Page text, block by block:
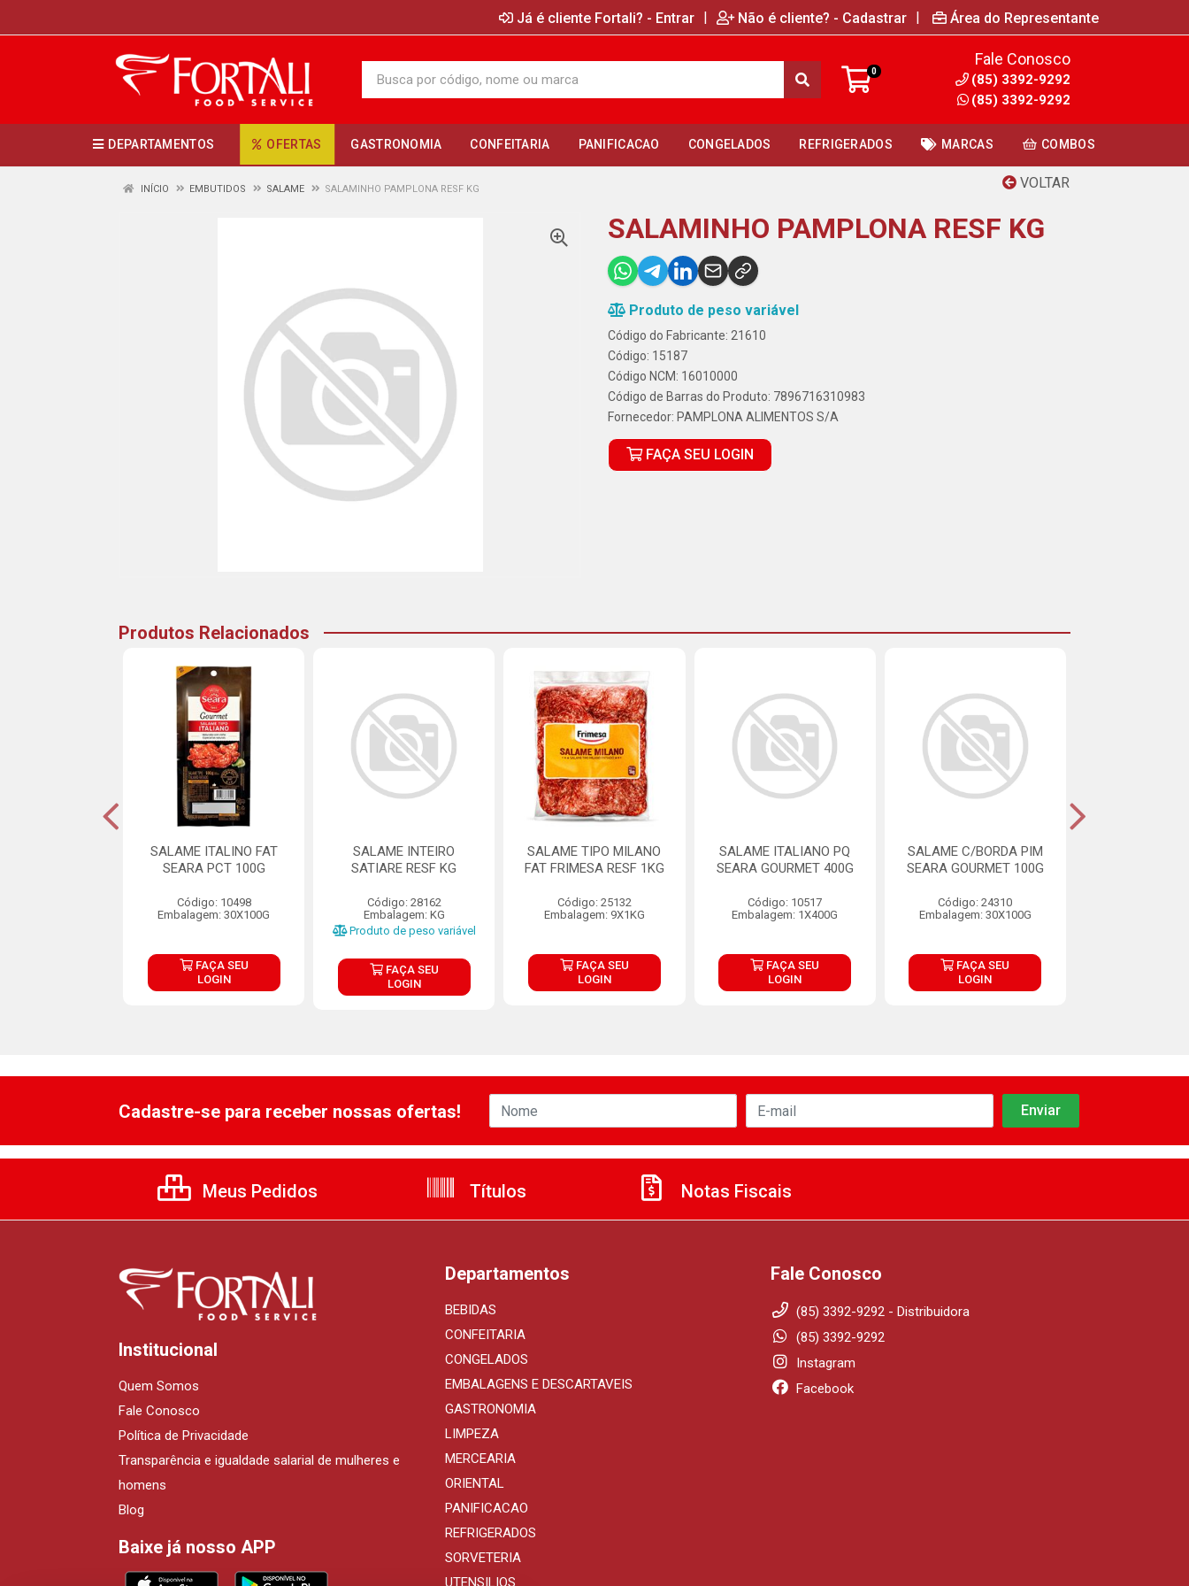
Já é cliente Fortali? - Entrar | Não é cliente? - Cadastrar | Área do Representante
0
Fale Conosco
(85) 3392-9292
(85) 3392-9292
DEPARTAMENTOS OFERTAS GASTRONOMIA CONFEITARIA PANIFICACAO CONGELADOS REFRIGERADOS MARCAS COMBOS
VOLTAR
INÍCIO EMBUTIDOS SALAME SALAMINHO PAMPLONA RESF KG
SALAMINHO PAMPLONA RESF KG
Produto de peso variável
Código do Fabricante: 21610
Código: 15187
Código NCM: 16010000
Código de Barras do Produto: 7896716310983
Fornecedor: PAMPLONA ALIMENTOS S/A
FAÇA SEU LOGIN
Produtos Relacionados
SALAME ITALINO FAT
SEARA PCT 100G
Código: 10498
Embalagem: 30X100G
FAÇA SEU
LOGIN
SALAME INTEIRO
SATIARE RESF KG
Código: 28162
Embalagem: KG
Produto de peso variável
FAÇA SEU
LOGIN
SALAME TIPO MILANO
FAT FRIMESA RESF 1KG
Código: 25132
Embalagem: 9X1KG
FAÇA SEU
LOGIN
SALAME ITALIANO PQ
SEARA GOURMET 400G
Código: 10517
Embalagem: 1X400G
FAÇA SEU
LOGIN
SALAME C/BORDA PIM
SEARA GOURMET 100G
Código: 24310
Embalagem: 30X100G
FAÇA SEU
LOGIN
Cadastre-se para receber nossas ofertas!
Meus Pedidos Títulos Notas Fiscais
Institucional
Quem Somos
Fale Conosco
Política de Privacidade
Transparência e igualdade salarial de mulheres e
homens
Blog
Baixe já nosso APP
Departamentos
BEBIDAS
CONFEITARIA
CONGELADOS
EMBALAGENS E DESCARTAVEIS
GASTRONOMIA
LIMPEZA
MERCEARIA
ORIENTAL
PANIFICACAO
REFRIGERADOS
SORVETERIA
UTENSILIOS
Fale Conosco
(85) 3392-9292 - Distribuidora
(85) 3392-9292
Instagram
Facebook